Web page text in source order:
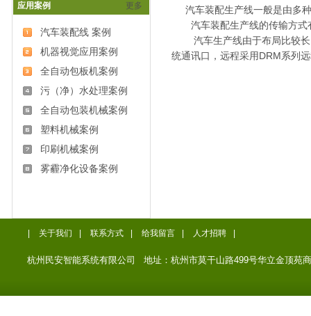
汽车装配生产线一般是由多种
汽车装配生产线的传输方式有
汽车生产线由于布局比较长，
统通讯口，远程采用DRM系列
应用案例 更多
汽车装配线 案例
机器视觉应用案例
全自动包板机案例
污（净）水处理案例
全自动包装机械案例
塑料机械案例
印刷机械案例
雾霾净化设备案例
关于我们 联系方式 给我留言 人才招聘
杭州民安智能系统有限公司 地址：杭州市莫干山路499号华立金顶苑